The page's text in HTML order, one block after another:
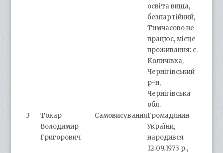
освіта вища,
безпартійний,
Тимчасово не
працює, місце
проживання: с.
Количівка,
Чернігівський
р-н,
Чернігівська
обл.
3
Токар
Володимир
Григорович
СамовисуванняГромадянин
України,
народився
12.09.1973 р.,